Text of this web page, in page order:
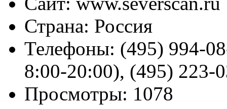
Страна: Россия
Телефоны: (495) 994-
8:00-20:00), (495) 223-
Просмотры: 1078